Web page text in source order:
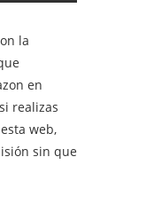
la
en
realizas
web,
sin que